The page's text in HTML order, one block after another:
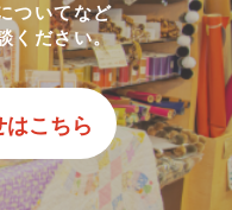
ついてなど
ください。
はこちら